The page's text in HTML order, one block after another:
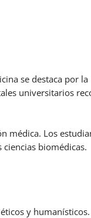
se destaca por la
universitarios
médica. Los
biomédicas.
y